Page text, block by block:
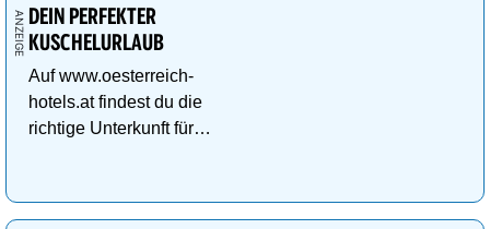
DEIN PERFEKTER
KUSCHELURLAUB
Auf www.oesterreich-
hotels.at findest du die
richtige Unterkunft für